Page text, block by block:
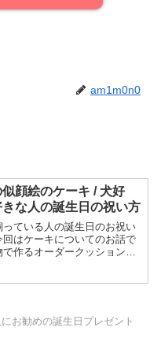
am1m0n0
顔絵のケーキ / 犬好
きな人の誕生日の祝い方
っている人の誕生日のお祝い
回はケーキについてのお話で
作るオーダークッション飼
お勧めの誕生日プレゼント